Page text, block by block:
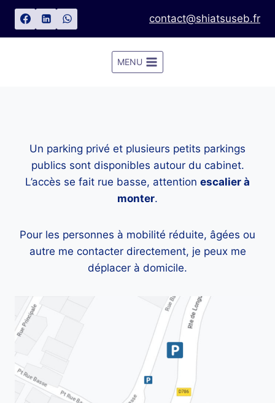
Aller
contenu
contact@shiatsuseb.fr
MENU
Un parking privé et plusieurs petits parkings
publics sont disponibles autour du cabinet.
L’accès se fait rue basse, attention escalier à
monter.
Pour les personnes à mobilité réduite, âgées ou
autre me contacter directement, je peux me
déplacer à domicile.